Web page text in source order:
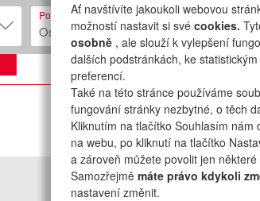
Ať navštívíte jakoukoli webovou
možností nastavit si své cookies.
osobně , ale slouží k vylepšení
dalších podstránkách, ke
preferencí.
Také na této stránce používáme
fungování stránky nezbytné, o těch
Kliknutím na tlačítko Souhlasím
na webu, po kliknutí na tlačítko
a zároveň můžete povolit jen některé
Samozřejmě máte právo kdykoli
nastavení změnit.
Počet osob
Osob: 2 + 0